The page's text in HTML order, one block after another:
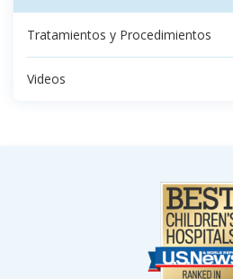
Tratamientos y Procedimientos
Videos